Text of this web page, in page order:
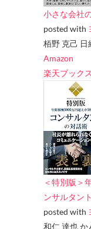
小さな会社
posted with
栢野 克己
Amazon
楽天ブックス
＜特別版＞
ンサルタン
posted with
和仁 達也